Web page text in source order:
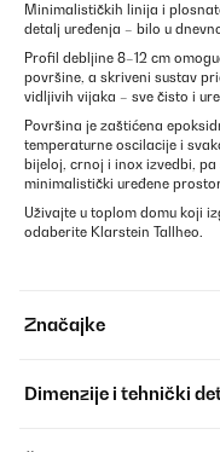
Minimalističkih linija i
detalj uređenja – bilo u
Profil debljine 8–12 cm
površine, a skriveni sustav
vidljivih vijaka – sve čisto i
Površina je zaštićena
temperaturne oscilacije i
bijeloj, crnoj i inox izvedbi,
minimalistički uređene
Uživajte u toplom domu koji
odaberite Klarstein Tallheo.
Značajke
Dimenzije i tehnički